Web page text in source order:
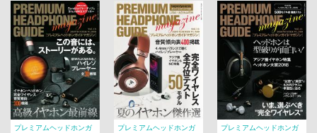
プレミアムヘッドホンガ
プレミアムヘッドホンガ
プレミアムヘッドホンガ